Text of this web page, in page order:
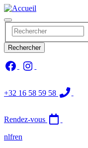
Aller
au
contenu
principal
Rechercher
Rechercher
+32 16 58 59 58
Rendez-vous
nlfren